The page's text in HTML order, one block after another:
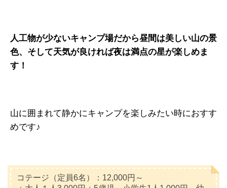
人工物が少ないキャンプ場だから昼間は美しい山の景
色、そして天気が良ければ夜は満点の星が楽しめま
す！
山に囲まれて静かにキャンプを楽しみたい時におすす
めです♪
コテージ（定員6名）：12,000円～